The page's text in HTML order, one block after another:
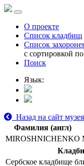
О проекте
Список кладбищ
Список
с сортировкой
Поиск
Язык:
Назад на сайт музея
Фамилия (англ)
MIROSHNICHENKO
Сербское кладбище